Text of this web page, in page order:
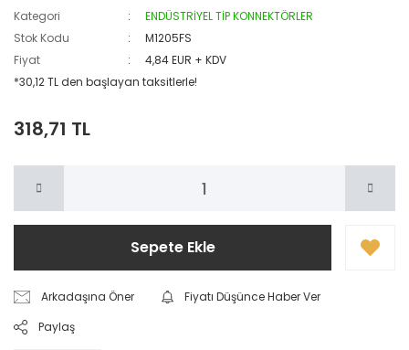
Kategori
ENDÜSTRİYEL TİP KONNEKTÖRLER
Stok Kodu
M1205FS
Fiyat
4,84 EUR + KDV
*30,12 TL den başlayan taksitlerle!
318,71 TL
Sepete Ekle
Arkadaşına Öner
Fiyatı Düşünce Haber Ver
Paylaş